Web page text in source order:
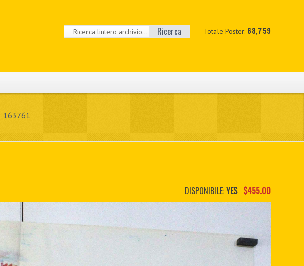
Totale Poster: 68,759
Ricerca
163761
DISPONIBILE:YES $455.00